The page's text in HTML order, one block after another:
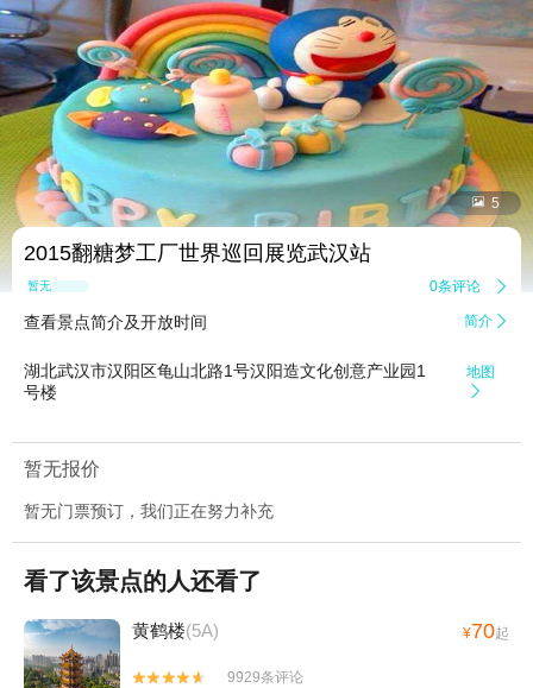
 5
2015翻糖梦工厂世界巡回展览武汉站
暂无点评 0条评论 
查看景点简介及开放时间 简介 
湖北武汉市汉阳区龟山北路1号汉阳造文化创意产业园1
号楼
地图

暂无报价
暂无门票预订，我们正在努力补充
看了该景点的人还看了
黄鹤楼(5A) ¥70起


9929条评论
